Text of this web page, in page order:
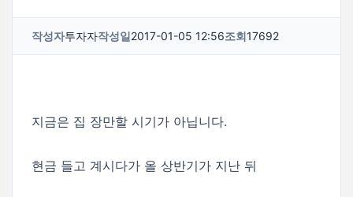
작성자투자자작성일2017-01-05 12:56조회17692
지금은 집 장만할 시기가 아닙니다.
현금 들고 계시다가 올 상반기가 지난 뒤